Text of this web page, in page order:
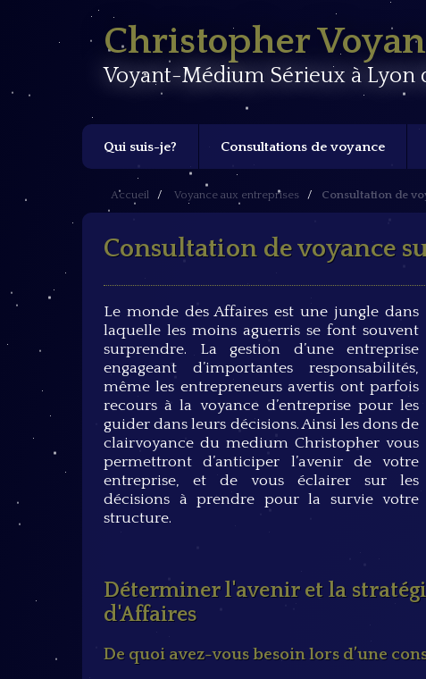
Christopher
Voyant-Médium Sérieux à Lyon
Qui suis-je? Consultations de voyance
Accueil Voyance aux entreprises Consultation de
Consultation de voyance
Le monde des Affaires est une jungle dans
laquelle les moins aguerris se font souvent
surprendre. La gestion d’une entreprise
engageant d’importantes responsabilités,
même les entrepreneurs avertis ont parfois
recours à la voyance d’entreprise pour les
guider dans leurs décisions. Ainsi les dons de
clairvoyance du medium Christopher vous
permettront d’anticiper l’avenir de votre
entreprise, et de vous éclairer sur les
décisions à prendre pour la survie votre
structure.
Déterminer l'avenir et la
d'Affaires
De quoi avez-vous besoin lors d’une